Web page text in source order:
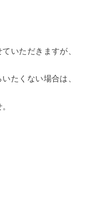
いただきますが、
たくない場合は、